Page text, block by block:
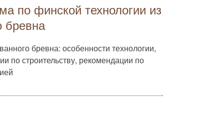
по финской технологии из
бревна
бревна: особенности технологии,
по строительству, рекомендации по